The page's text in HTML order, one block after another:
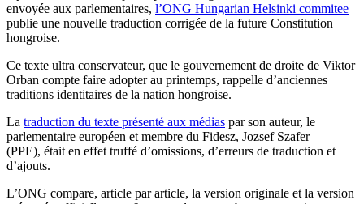
envoyée aux parlementaires, l’ONG Hungarian Helsinki commitee
publie une nouvelle traduction corrigée de la future Constitution
hongroise.
Ce texte ultra conservateur, que le gouvernement de droite de Viktor
Orban compte faire adopter au printemps, rappelle d’anciennes
traditions identitaires de la nation hongroise.
La traduction du texte présenté aux médias par son auteur, le
parlementaire européen et membre du Fidesz, Jozsef Szafer
(PPE), était en effet truffé d’omissions, d’erreurs de traduction et
d’ajouts.
L’ONG compare, article par article, la version originale et la version